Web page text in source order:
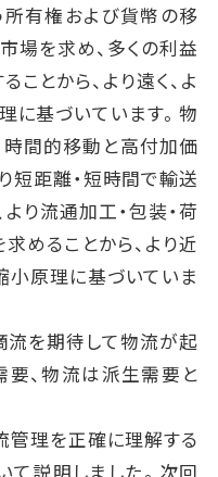
所有権および貨幣の移
場を求め、多くの利益
とから、より遠く、よ
理に基づいています。物
時間的移動と高付加価
短距離・短時間で輸送
より流通加工・包装・荷
めることから、より近
小原理に基づいていま
流を期待して物流が起
要、物流は派生需要と
理を正確に理解する
て説明しました。次回